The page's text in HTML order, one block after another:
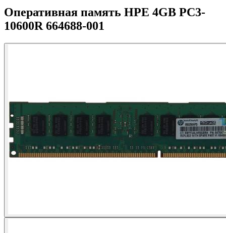
Оперативная память HPE 4GB PC3-
10600R 664688-001